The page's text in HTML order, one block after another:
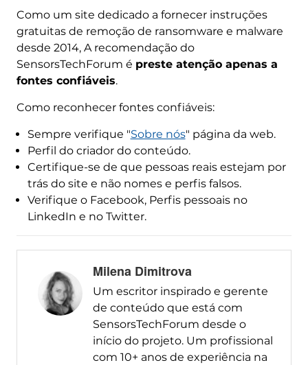
Como um site dedicado a fornecer instruções
gratuitas de remoção de ransomware e malware
desde 2014, A recomendação do
SensorsTechForum é preste atenção apenas a
fontes confiáveis.
Como reconhecer fontes confiáveis:
Sempre verifique "Sobre nós" página da web.
Perfil do criador do conteúdo.
Certifique-se de que pessoas reais estejam por
trás do site e não nomes e perfis falsos.
Verifique o Facebook, Perfis pessoais no
LinkedIn e no Twitter.
Milena Dimitrova
Um escritor inspirado e gerente
de conteúdo que está com
SensorsTechForum desde o
início do projeto. Um profissional
com 10+ anos de experiência na